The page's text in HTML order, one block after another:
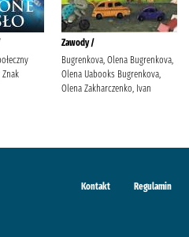
Zawody /
Bugrenkova, Olena Bugrenkova,
Olena Uabooks Bugrenkova,
Olena Zakharczenko, Ivan
Kontakt Regulamin